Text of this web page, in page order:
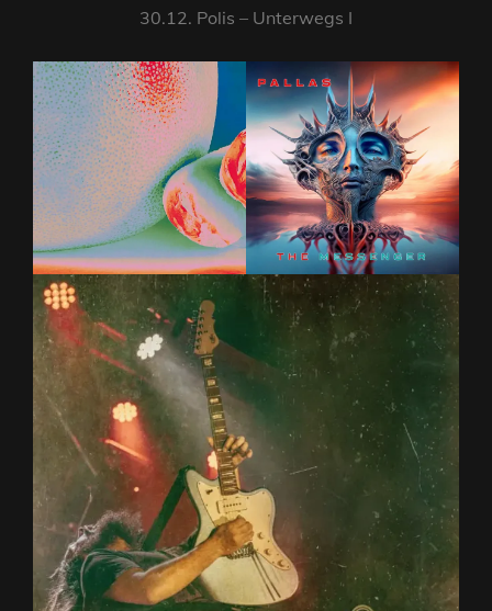
30.12. Polis – Unterwegs I